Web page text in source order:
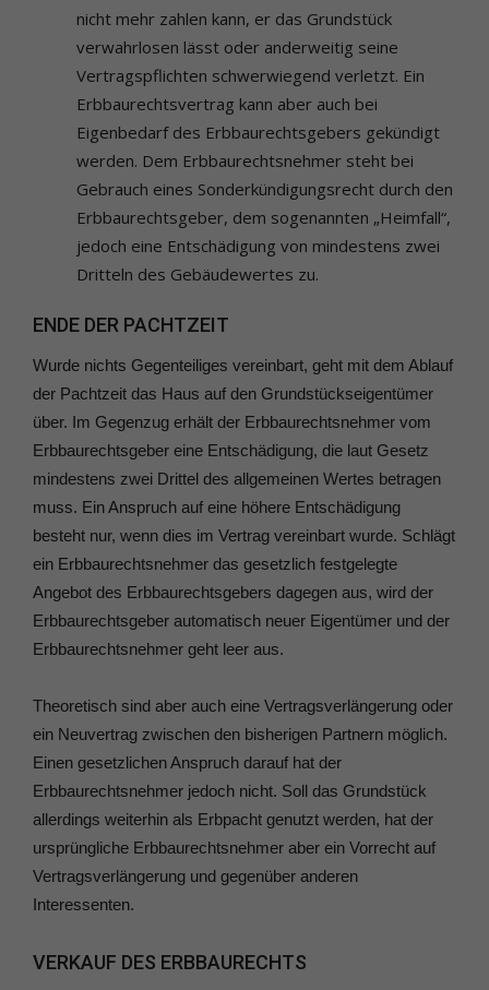
nicht mehr zahlen kann, er das Grundstück
verwahrlosen lässt oder anderweitig seine
Vertragspflichten schwerwiegend verletzt. Ein
Erbbaurechtsvertrag kann aber auch bei
Eigenbedarf des Erbbaurechtsgebers gekündigt
werden. Dem Erbbaurechtsnehmer steht bei
Gebrauch eines Sonderkündigungsrecht durch den
Erbbaurechtsgeber, dem sogenannten „Heimfall“,
jedoch eine Entschädigung von mindestens zwei
Dritteln des Gebäudewertes zu.
ENDE DER PACHTZEIT
Wurde nichts Gegenteiliges vereinbart, geht mit dem Ablauf
der Pachtzeit das Haus auf den Grundstückseigentümer
über. Im Gegenzug erhält der Erbbaurechtsnehmer vom
Erbbaurechtsgeber eine Entschädigung, die laut Gesetz
mindestens zwei Drittel des allgemeinen Wertes betragen
muss. Ein Anspruch auf eine höhere Entschädigung
besteht nur, wenn dies im Vertrag vereinbart wurde. Schlägt
ein Erbbaurechtsnehmer das gesetzlich festgelegte
Angebot des Erbbaurechtsgebers dagegen aus, wird der
Erbbaurechtsgeber automatisch neuer Eigentümer und der
Erbbaurechtsnehmer geht leer aus.
Theoretisch sind aber auch eine Vertragsverlängerung oder
ein Neuvertrag zwischen den bisherigen Partnern möglich.
Einen gesetzlichen Anspruch darauf hat der
Erbbaurechtsnehmer jedoch nicht. Soll das Grundstück
allerdings weiterhin als Erbpacht genutzt werden, hat der
ursprüngliche Erbbaurechtsnehmer aber ein Vorrecht auf
Vertragsverlängerung und gegenüber anderen
Interessenten.
VERKAUF DES ERBBAURECHTS